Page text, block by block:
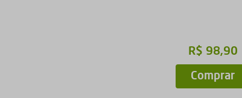
R$ 98,90
Comprar